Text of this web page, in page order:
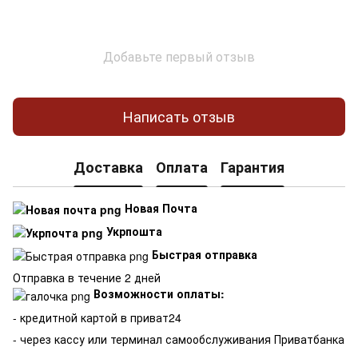
Добавьте первый отзыв
Написать отзыв
Доставка Оплата Гарантия
Новая Почта
Укрпошта
Быстрая отправка
Отправка в течение 2 дней
Возможности оплаты:
- кредитной картой в приват24
- через кассу или терминал самообслуживания Приватбанка